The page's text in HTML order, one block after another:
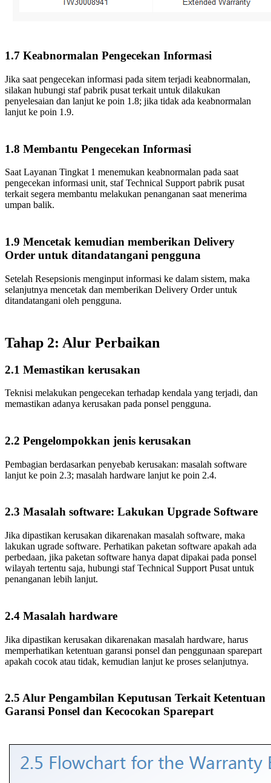
1.7 Keabnormalan Pengecekan Informasi
Jika saat pengecekan informasi pada sitem terjadi keabnormalan,
silakan hubungi staf pabrik pusat terkait untuk dilakukan
penyelesaian dan lanjut ke poin 1.8; jika tidak ada keabnormalan
lanjut ke poin 1.9.
1.8 Membantu Pengecekan Informasi
Saat Layanan Tingkat 1 menemukan keabnormalan pada saat
pengecekan informasi unit, staf Technical Support pabrik pusat
terkait segera membantu melakukan penanganan saat menerima
umpan balik.
1.9 Mencetak kemudian memberikan Delivery
Order untuk ditandatangani pengguna
Setelah Resepsionis menginput informasi ke dalam sistem, maka
selanjutnya mencetak dan memberikan Delivery Order untuk
ditandatangani oleh pengguna.
Tahap 2: Alur Perbaikan
2.1 Memastikan kerusakan
Teknisi melakukan pengecekan terhadap kendala yang terjadi, dan
memastikan adanya kerusakan pada ponsel pengguna.
2.2 Pengelompokkan jenis kerusakan
Pembagian berdasarkan penyebab kerusakan: masalah software
lanjut ke poin 2.3; masalah hardware lanjut ke poin 2.4.
2.3 Masalah software: Lakukan Upgrade Software
Jika dipastikan kerusakan dikarenakan masalah software, maka
lakukan ugrade software. Perhatikan paketan software apakah ada
perbedaan, jika paketan software hanya dapat dipakai pada ponsel
wilayah tertentu saja, hubungi staf Technical Support Pusat untuk
penanganan lebih lanjut.
2.4 Masalah hardware
Jika dipastikan kerusakan dikarenakan masalah hardware, harus
memperhatikan ketentuan garansi ponsel dan penggunaan sparepart
apakah cocok atau tidak, kemudian lanjut ke proses selanjutnya.
2.5 Alur Pengambilan Keputusan Terkait Ketentuan
Garansi Ponsel dan Kecocokan Sparepart